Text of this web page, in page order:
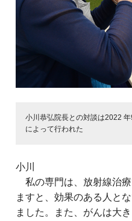
小川恭弘院長との対談は2022
によって行われた
小川
私の専門は、放射線治
ますと、効果のある人と
ました。また、がんは大